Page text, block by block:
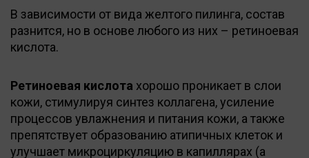
В зависимости от вида желтого пилинга, состав
разнится, но в основе любого из них – ретиноевая
кислота.
Ретиноевая кислота хорошо проникает в слои
кожи, стимулируя синтез коллагена, усиление
процессов увлажнения и питания кожи, а также
препятствует образованию атипичных клеток и
улучшает микроциркуляцию в капиллярах (а